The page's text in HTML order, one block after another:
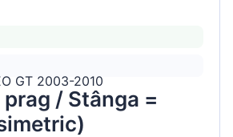
GT 2003-2010
/ Stânga =